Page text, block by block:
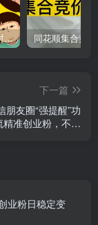
股票打板、上板、封板、翘板、炸板是什么意思？炒股你必须懂的暗语！
下一篇
朋友圈“强提醒”功
精准创业粉，不剪
业粉日稳定变